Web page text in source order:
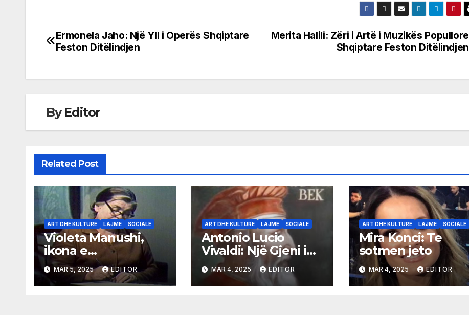
Post
Merita Halili: Zëri i Artë i Muzikës Popullore
Shqiptare Feston Ditëlindjen
Ermonela Jaho: Një Yll i Operës Shqiptare
Feston Ditëlindjen
ByEditor
Related Post
ART DHE KULTURE LAJME SOCIALE
Violeta Manushi,
ikona e
kinematografise
shqiptare
MAR 5, 2025 EDITOR
ART DHE KULTURE LAJME SOCIALE
Antonio Lucio
Vivaldi: Një Gjeni i
Muzikës Baroke
MAR 4, 2025 EDITOR
ART DHE KULTURE LAJME SOCIALE
Mira Konci: Te
sotmen jeto
MAR 4, 2025 EDITOR